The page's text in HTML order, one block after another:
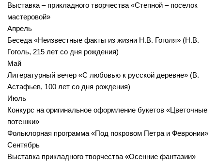
Выставка – прикладного творчества «Степной – поселок
мастеровой»
Апрель
Беседа «Неизвестные факты из жизни Н.В. Гоголя» (Н.В.
Гоголь, 215 лет со дня рождения)
Май
Литературный вечер «С любовью к русской деревне» (В.
Астафьев, 100 лет со дня рождения)
Июль
Конкурс на оригинальное оформление букетов «Цветочные
потешки»
Фольклорная программа «Под покровом Петра и Февронии»
Сентябрь
Выставка прикладного творчества «Осенние фантазии»